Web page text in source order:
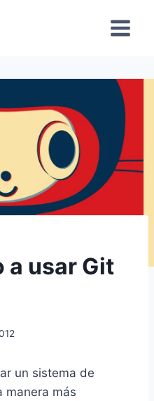
a usar Git
un sistema de
manera más